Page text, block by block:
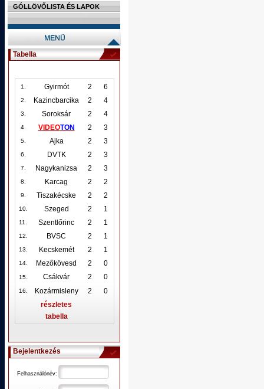
GÓLLÖVŐLISTA ÉS LAPOK
Tabella
1. Gyirmót 2 6
2. Kazincbarcika 2 4
3. Soroksár 2 4
4. VIDEOTON 2 3
5. Ajka 2 3
6. DVTK 2 3
7. Nagykanizsa 2 3
8. Karcag 2 2
9. Tiszakécske 2 2
10. Szeged 2 1
11. Szentlőrinc 2 1
12. BVSC 2 1
13. Kecskemét 2 1
14. Mezőkövesd 2 0
15. Csákvár 2 0
16. Kozármisleny 2
0
részletes
tabella
Bejelentkezés
Felhasználónév: